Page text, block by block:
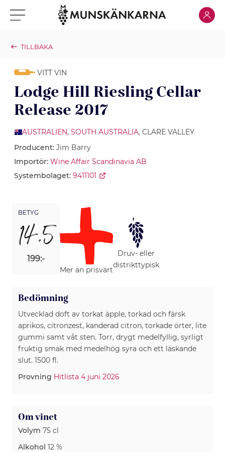
Klicka för meny Klicka
TILLBAKA
VITT VIN
Lodge Hill Riesling Cellar
Release 2017
AUSTRALIEN, SOUTH AUSTRALIA, CLARE VALLEY
Producent: Jim Barry
Importör: Wine Affair Scandinavia AB
Systembolaget: 9411101
BETYG
14,5
199:-
Mer än prisvärt
Druv- eller
distrikttypisk
Bedömning
Utvecklad doft av torkat äpple, torkad och färsk
aprikos, citronzest, kanderad citron, torkade örter, lite
gummi samt våt sten. Torr, drygt medelfyllig, syrligt
fruktig smak med medelhög syra och ett läskande
slut. 1500 fl.
Provning Hitlista 4 juni 2026
Om vinet
Volym 75 cl
Alkohol 12 %